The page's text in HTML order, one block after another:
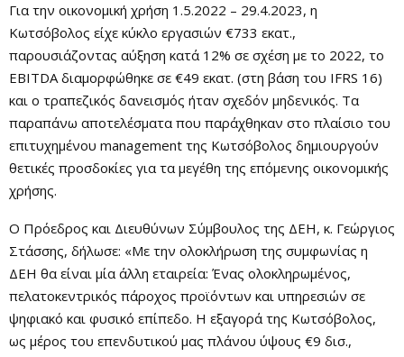
Για την οικονομική χρήση 1.5.2022 – 29.4.2023, η
Κωτσόβολος είχε κύκλο εργασιών €733 εκατ.,
παρουσιάζοντας αύξηση κατά 12% σε σχέση με το 2022, το
EBITDA διαμορφώθηκε σε €49 εκατ. (στη βάση του IFRS 16)
και ο τραπεζικός δανεισμός ήταν σχεδόν μηδενικός. Τα
παραπάνω αποτελέσματα που παράχθηκαν στο πλαίσιο του
επιτυχημένου management της Κωτσόβολος δημιουργούν
θετικές προσδοκίες για τα μεγέθη της επόμενης οικονομικής
χρήσης.
Ο Πρόεδρος και Διευθύνων Σύμβουλος της ΔΕΗ, κ. Γεώργιος
Στάσσης, δήλωσε: «Με την ολοκλήρωση της συμφωνίας η
ΔΕΗ θα είναι μία άλλη εταιρεία: Ένας ολοκληρωμένος,
πελατοκεντρικός πάροχος προϊόντων και υπηρεσιών σε
ψηφιακό και φυσικό επίπεδο. Η εξαγορά της Κωτσόβολος,
ως μέρος του επενδυτικού μας πλάνου ύψους €9 δισ.,